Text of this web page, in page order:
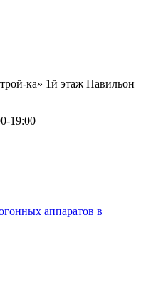
ка» 1й этаж Павильон
19:00